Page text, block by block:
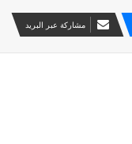
مشاركة عبر البريد